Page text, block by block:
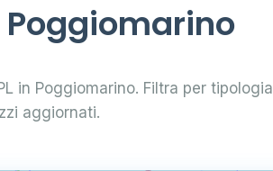
in Poggiomarino. Filtra per tipologia
aggiornati.